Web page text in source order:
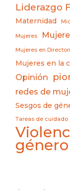
Liderazgo
Maternidad
Mujeres
Mujeres en
Mujeres en la
Opinión
redes de
Sesgos de
Tareas de cuidado
género